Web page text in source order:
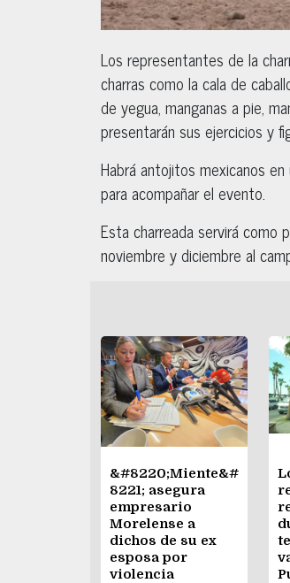
Los representantes de la
charras como la cala de
de yegua, manganas a pie,
presentarán sus ejercicios y
Habrá antojitos mexicanos
para acompañar el evento.
Esta charreada servirá como
noviembre y diciembre al
&#8220;Miente&#
8221; asegura
empresario
Morelense a
dichos de su ex
esposa por
violencia